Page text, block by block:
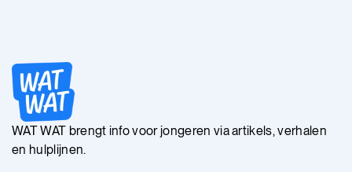
WAT WAT brengt info voor jongeren via artikels, verhalen
en hulplijnen.